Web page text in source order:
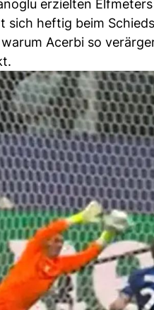
erzielten
heftig beim
Acerbi so